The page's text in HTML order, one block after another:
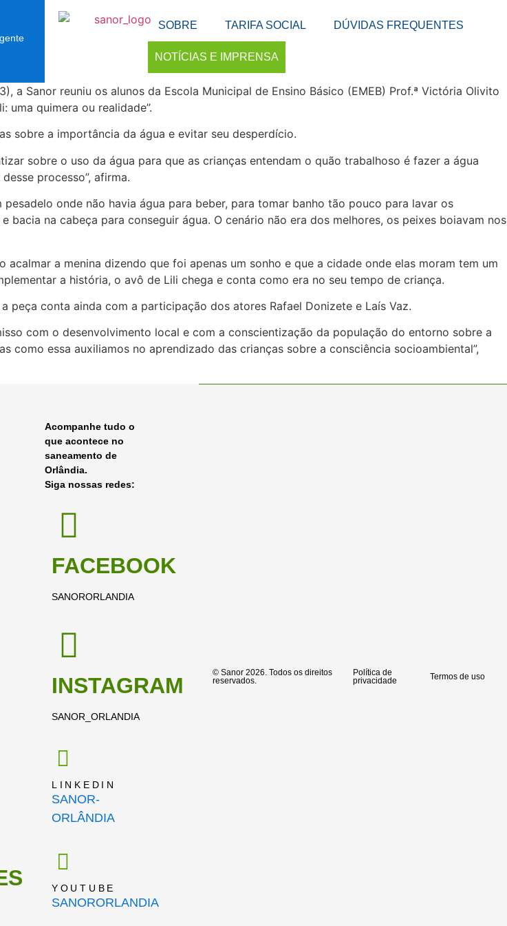
SOBRE TARIFA SOCIAL DÚVIDAS FREQUENTES
NOTÍCIAS E IMPRENSA
Sanor reuniu os alunos da Escola Municipal de Ensino Básico (EMEB) Prof.ª Victória Olivito
uma quimera ou realidade”.
sobre a importância da água e evitar seu desperdício.
sobre o uso da água para que as crianças entendam o quão trabalhoso é fazer a água
processo”, afirma.
onde não havia água para beber, para tomar banho tão pouco para lavar os
na cabeça para conseguir água. O cenário não era dos melhores, os peixes boiavam nos
a menina dizendo que foi apenas um sonho e que a cidade onde elas moram tem um
a história, o avô de Lili chega e conta como era no seu tempo de criança.
peça conta ainda com a participação dos atores Rafael Donizete e Laís Vaz.
com o desenvolvimento local e com a conscientização da população do entorno sobre a
essa auxiliamos no aprendizado das crianças sobre a consciência socioambiental”,
Acompanhe tudo o
que acontece no
saneamento de
Orlândia.
Siga nossas redes:
FACEBOOK
SANORORLANDIA
INSTAGRAM
SANOR_ORLANDIA
LINKEDIN
SANOR-
ORLÂNDIA
YOUTUBE
SANORORLANDIA
© Sanor 2026. Todos os direitos
reservados.
Política de
privacidade
Termos de uso